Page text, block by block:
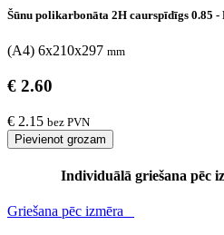
Šūnu polikarbonāta 2H caurspīdīgs 0.85 -
(A4) 6x210x297 mm
€ 2.60
€ 2.15 bez PVN
Pievienot grozam
Individuālā griešana pēc
Griešana pēc izmēra